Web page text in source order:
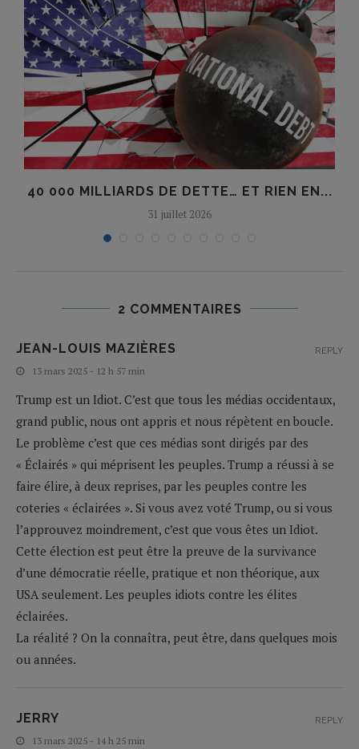
40 000 MILLIARDS DE DETTE… ET RIEN EN...
31 juillet 2026
2 COMMENTAIRES
JEAN-LOUIS MAZIÈRES
13 mars 2025 - 12 h 57 min
Trump est un Idiot. C’est que tous les médias occidentaux,
grand public, nous ont appris et nous répètent en boucle.
Le problème c’est que ces médias sont dirigés par des
« Éclairés » qui méprisent les peuples. Trump a réussi à se
faire élire, à deux reprises, par les peuples contre les
coteries « éclairées ». Si vous avez voté Trump, ou si vous
l’approuvez moindrement, c’est que vous êtes un Idiot.
Cette élection est peut être la preuve de la survivance
d’une démocratie réelle, pratique et non théorique, aux
USA seulement. Les peuples idiots contre les élites
éclairées.
La réalité ? On la connaîtra, peut être, dans quelques mois
ou années.
REPLY
JERRY
13 mars 2025 - 14 h 25 min
REPLY